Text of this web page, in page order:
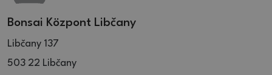
Bonsai Központ Libčany
Libčany 137
503 22 Libčany